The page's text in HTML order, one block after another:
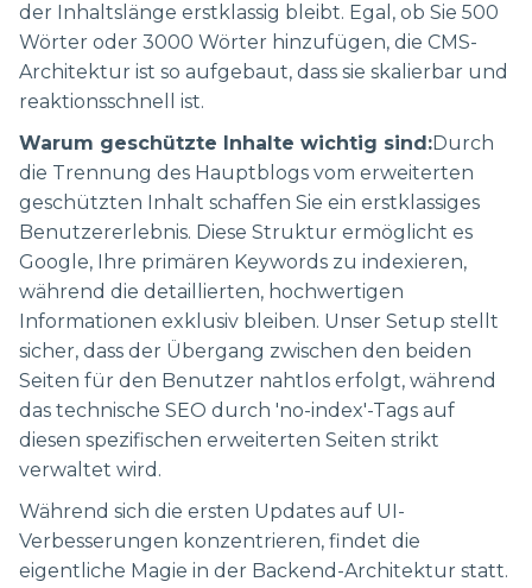
der Inhaltslänge erstklassig bleibt. Egal, ob Sie 500
Wörter oder 3000 Wörter hinzufügen, die CMS-
Architektur ist so aufgebaut, dass sie skalierbar und
reaktionsschnell ist.
Warum geschützte Inhalte wichtig sind:Durch
die Trennung des Hauptblogs vom erweiterten
geschützten Inhalt schaffen Sie ein erstklassiges
Benutzererlebnis. Diese Struktur ermöglicht es
Google, Ihre primären Keywords zu indexieren,
während die detaillierten, hochwertigen
Informationen exklusiv bleiben. Unser Setup stellt
sicher, dass der Übergang zwischen den beiden
Seiten für den Benutzer nahtlos erfolgt, während
das technische SEO durch 'no-index'-Tags auf
diesen spezifischen erweiterten Seiten strikt
verwaltet wird.
Während sich die ersten Updates auf UI-
Verbesserungen konzentrieren, findet die
eigentliche Magie in der Backend-Architektur statt.